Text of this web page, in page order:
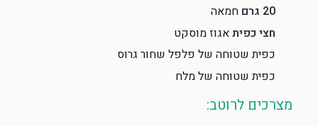
20 גרם
חמאה
חצי כפיתאגוז מוסקט
כפית שטוחה של פלפל שחור גרוס
כפית שטוחה של מלח
מצרכים לרוטב: